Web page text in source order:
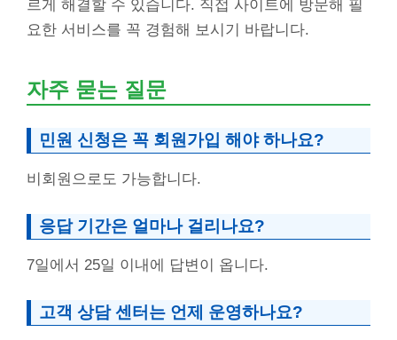
르게 해결할 수 있습니다. 직접 사이트에 방문해 필
요한 서비스를 꼭 경험해 보시기 바랍니다.
자주 묻는 질문
민원 신청은 꼭 회원가입 해야 하나요?
비회원으로도 가능합니다.
응답 기간은 얼마나 걸리나요?
7일에서 25일 이내에 답변이 옵니다.
고객 상담 센터는 언제 운영하나요?